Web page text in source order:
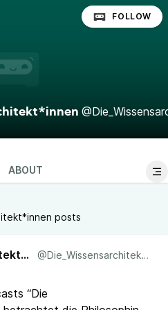
FOLLOW
ABOUT
posts
Die Wissensarchitekt*innen @Die_Wissensarchitekt_innen
“Die